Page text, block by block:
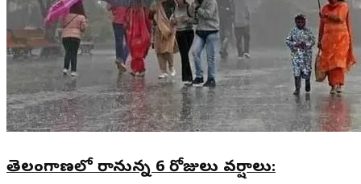
తెలంగాణలో రానున్న 6 రోజులు వర్షాలు: